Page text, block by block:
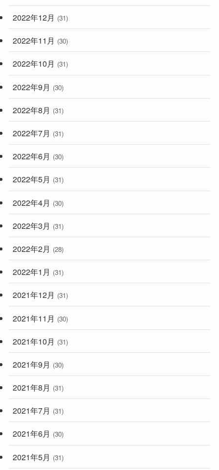
2022年12月 (31)
2022年11月 (30)
2022年10月 (31)
2022年9月 (30)
2022年8月 (31)
2022年7月 (31)
2022年6月 (30)
2022年5月 (31)
2022年4月 (30)
2022年3月 (31)
2022年2月 (28)
2022年1月 (31)
2021年12月 (31)
2021年11月 (30)
2021年10月 (31)
2021年9月 (30)
2021年8月 (31)
2021年7月 (31)
2021年6月 (30)
2021年5月 (31)